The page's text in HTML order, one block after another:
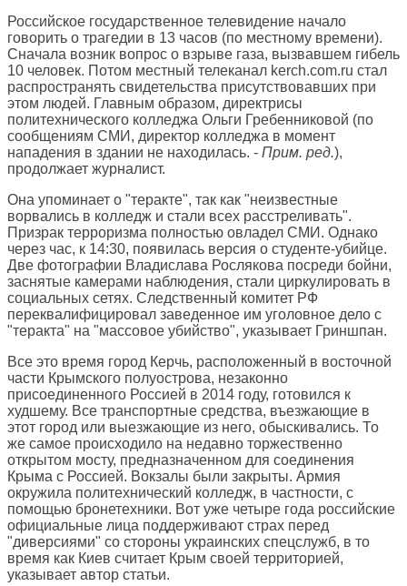
Российское государственное телевидение начало
говорить о трагедии в 13 часов (по местному времени).
Сначала возник вопрос о взрыве газа, вызвавшем гибель
10 человек. Потом местный телеканал kerch.com.ru стал
распространять свидетельства присутствовавших при
этом людей. Главным образом, директрисы
политехнического колледжа Ольги Гребенниковой (по
сообщениям СМИ, директор колледжа в момент
нападения в здании не находилась. - Прим. ред.),
продолжает журналист.
Она упоминает о "теракте", так как "неизвестные
ворвались в колледж и стали всех расстреливать".
Призрак терроризма полностью овладел СМИ. Однако
через час, к 14:30, появилась версия о студенте-убийце.
Две фотографии Владислава Рослякова посреди бойни,
заснятые камерами наблюдения, стали циркулировать в
социальных сетях. Следственный комитет РФ
переквалифицировал заведенное им уголовное дело с
"теракта" на "массовое убийство", указывает Гриншпан.
Все это время город Керчь, расположенный в восточной
части Крымского полуострова, незаконно
присоединенного Россией в 2014 году, готовился к
худшему. Все транспортные средства, въезжающие в
этот город или выезжающие из него, обыскивались. То
же самое происходило на недавно торжественно
открытом мосту, предназначенном для соединения
Крыма с Россией. Вокзалы были закрыты. Армия
окружила политехнический колледж, в частности, с
помощью бронетехники. Вот уже четыре года российские
официальные лица поддерживают страх перед
"диверсиями" со стороны украинских спецслужб, в то
время как Киев считает Крым своей территорией,
указывает автор статьи.